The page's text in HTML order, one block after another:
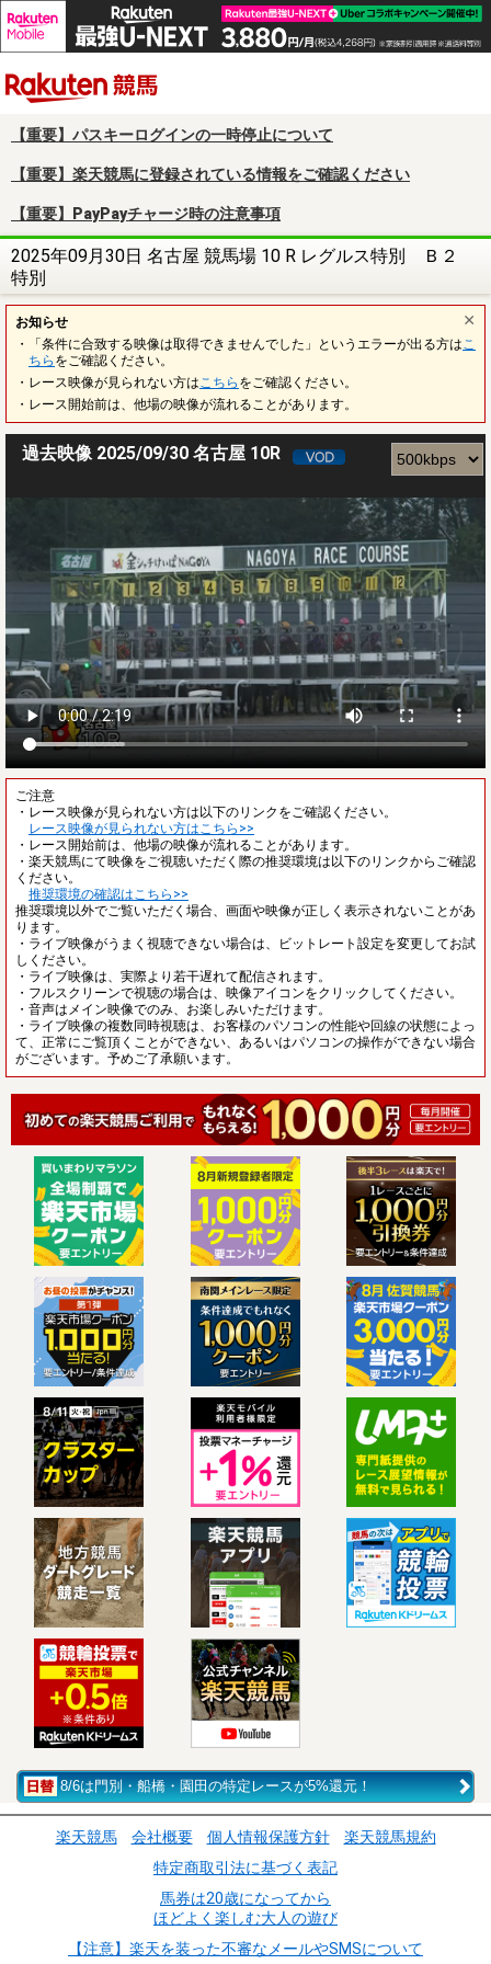
【重要】パスキーログインの一時停止について
【重要】楽天競馬に登録されている情報をご確認ください
【重要】PayPayチャージ時の注意事項
2025年09月30日 名古屋 競馬場 10 R レグルス特別 Ｂ２
特別
お知らせ
・「条件に合致する映像は取得できませんでした」というエラーが出る方は こ
ちら をご確認ください。
・レース映像が見られない方は こちら をご確認ください。
・レース開始前は、他場の映像が流れることがあります。
過去映像 2025/09/30 名古屋 10R
ご注意
・レース映像が見られない方は以下のリンクをご確認ください。
レース映像が見られない方はこちら>>
・レース開始前は、他場の映像が流れることがあります。
・楽天競馬にて映像をご視聴いただく際の推奨環境は以下のリンクからご確認
ください。
推奨環境の確認はこちら>>
推奨環境以外でご覧いただく場合、画面や映像が正しく表示されないことがあ
ります。
・ライブ映像がうまく視聴できない場合は、ビットレート設定を変更してお試
しください。
・ライブ映像は、実際より若干遅れて配信されます。
・フルスクリーンで視聴の場合は、映像アイコンをクリックしてください。
・音声はメイン映像でのみ、お楽しみいただけます。
・ライブ映像の複数同時視聴は、お客様のパソコンの性能や回線の状態によっ
て、正常にご覧頂くことができない、あるいはパソコンの操作ができない場合
がございます。予めご了承願います。
8/6は門別・船橋・園田の特定レースが5%還元！
楽天競馬 会社概要 個人情報保護方針
楽天競馬規約
特定商取引法に基づく表記
馬券は20歳になってから
ほどよく楽しむ大人の遊び
【注意】楽天を装った不審なメールやSMSについて